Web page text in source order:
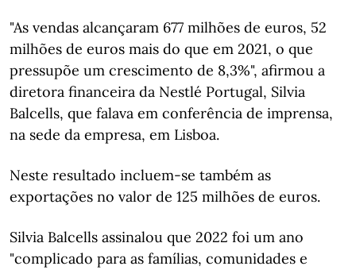
"As vendas alcançaram 677 milhões de euros, 52
milhões de euros mais do que em 2021, o que
pressupõe um crescimento de 8,3%", afirmou a
diretora financeira da Nestlé Portugal, Silvia
Balcells, que falava em conferência de imprensa,
na sede da empresa, em Lisboa.
Neste resultado incluem-se também as
exportações no valor de 125 milhões de euros.
Silvia Balcells assinalou que 2022 foi um ano
"complicado para as famílias, comunidades e